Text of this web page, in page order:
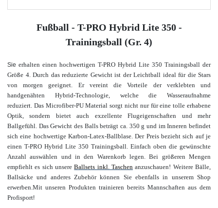
Fußball - T-PRO Hybrid Lite 350 -
Trainingsball (Gr. 4)
Sie erhalten einen hochwertigen T-PRO Hybrid Lite 350 Trainingsball der
Größe 4. Durch das reduzierte Gewicht ist der Leichtball ideal für die Stars
von morgen geeignet. Er vereint die Vorteile der verklebten und
handgenähten Hybrid-Technologie, welche die Wasseraufnahme
reduziert. Das Microfiber-PU Material sorgt nicht nur für eine tolle erhabene
Optik, sondern bietet auch exzellente Flugeigenschaften und mehr
Ballgefühl. Das Gewicht des Balls beträgt ca. 350 g und im Inneren befindet
sich eine hochwertige Karbon-Latex-Ballblase. Der Preis bezieht sich auf je
einen T-PRO Hybrid Lite 350 Trainingsball. Einfach oben die gewünschte
Anzahl auswählen und in den Warenkorb legen. Bei größeren Mengen
empfiehlt es sich unsereBallsets inkl. Taschen anzuschauen! Weitere Bälle,
Ballsäcke und anderes Zubehör können Sie ebenfalls in unserem Shop
erwerben.Mit unseren Produkten trainieren bereits Mannschaften aus dem
Profisport!